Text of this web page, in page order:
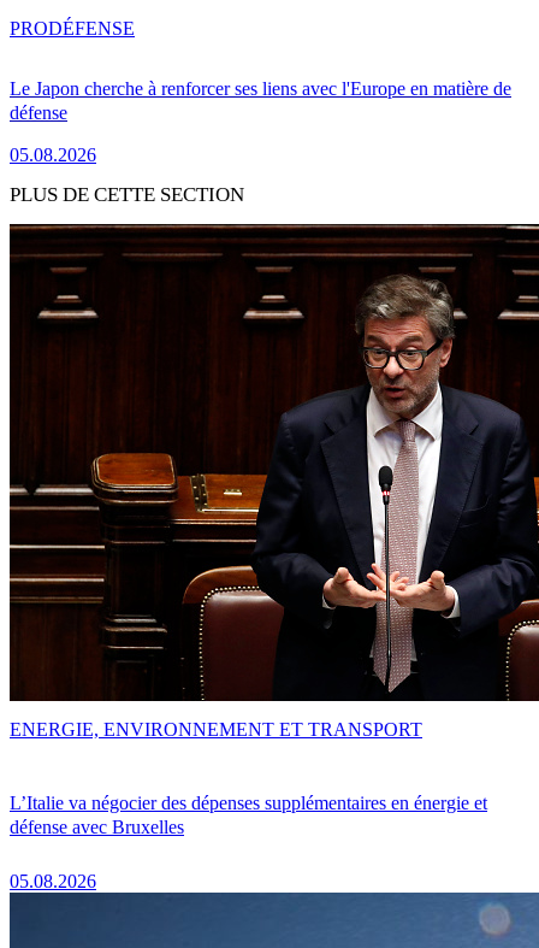
Le Japon cherche à renforcer ses liens avec l'Europe en matière de
défense
05.08.2026
PRODÉFENSE
PLUS DE CETTE SECTION
L’Italie va négocier des dépenses supplémentaires en énergie et
défense avec Bruxelles
05.08.2026
ENERGIE, ENVIRONNEMENT ET TRANSPORT